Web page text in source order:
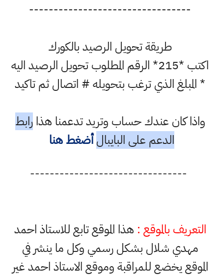
---------------------------------
طريقة تحويل الرصيد بالكورك
اكتب *215* الرقم المطلوب تحويل الرصيد اليه
* المبلغ الذي ترغب بتحويله # اتصال ثم تاكيد
واذا كان عندك حساب وتريد تدعمنا هذارابط
الدعم على البايبال أضغط هنا
--------------------------------
التعريف بالموقع : هذا الموقع تابع للاستاذ احمد
مهدي شلال بشكل رسمي وكل ما ينشر في
الموقع يخضع للمراقبة وموقع الاستاذ احمد غير